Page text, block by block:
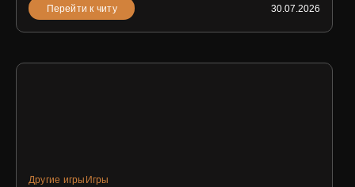
Перейти к читу 30.07.2026
Другие игры Игры